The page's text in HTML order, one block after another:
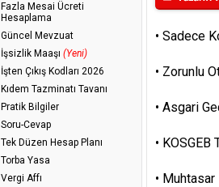
Fazla Mesai Ücreti
Hesaplama
Güncel Mevzuat
İşsizlik Maaşı (Yeni)
İşten Çıkış Kodları 2026
Kıdem Tazminatı Tavanı
Pratik Bilgiler
Soru-Cevap
Tek Düzen Hesap Planı
Torba Yasa
Vergi Affı
• Sadece
• Zorunlu
• Asgari
•
• Muhtasar